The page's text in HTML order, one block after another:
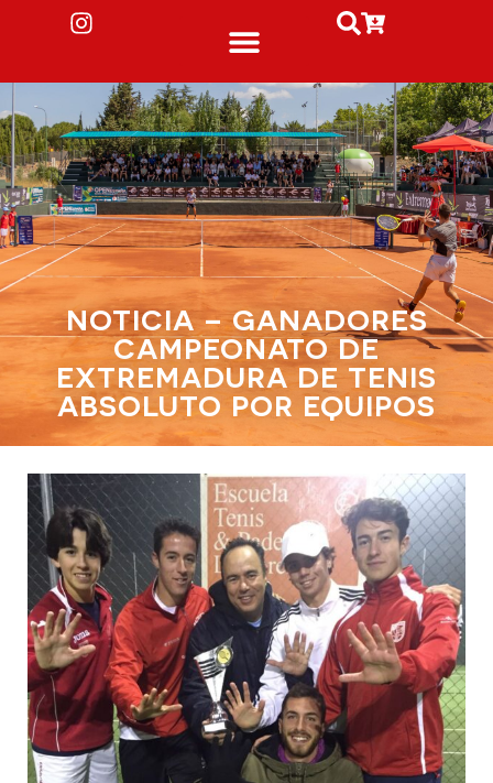
NOTICIA – GANADORES
CAMPEONATO DE
EXTREMADURA DE TENIS
ABSOLUTO POR EQUIPOS